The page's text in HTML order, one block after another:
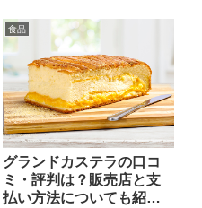
食品
グランドカステラの口コ
ミ・評判は？販売店と支
払い方法についても紹